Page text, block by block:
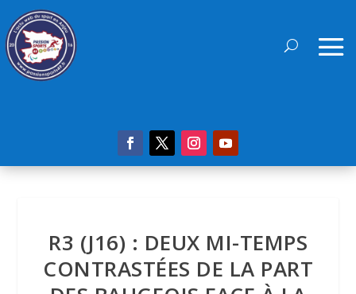
R3 (J16) : DEUX MI-TEMPS
CONTRASTÉES DE LA PART